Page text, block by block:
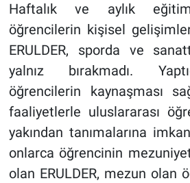
Haftalık ve aylık eğitim
öğrencilerin kişisel
ERULDER, sporda ve
yalnız bırakmadı.
öğrencilerin kaynaşması
faaliyetlerle uluslararası
yakından tanımalarına
onlarca öğrencinin
olan ERULDER, mezun olan